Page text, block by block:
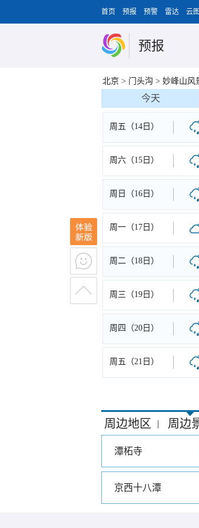
首页 预报 预警 雷达 云图
预报
北京 > 门头沟 > 妙峰山风
今天
周五（14日）
周六（15日）
周日（16日）
周一（17日）
周二（18日）
周三（19日）
周四（20日）
周五（21日）
周边地区 | 周边
潭柘寺
京西十八潭